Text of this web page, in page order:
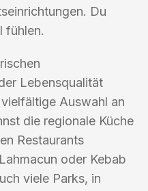
Du
fühlen.
Lebensqualität
Auswahl an
die regionale Küche
Restaurants
oder Kebab
viele Parks, in